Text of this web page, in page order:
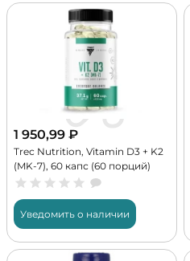
1 950,99 ₽
Trec Nutrition, Vitamin D3 + K2
(MK-7), 60 капс (60 порций)
Уведомить о наличии